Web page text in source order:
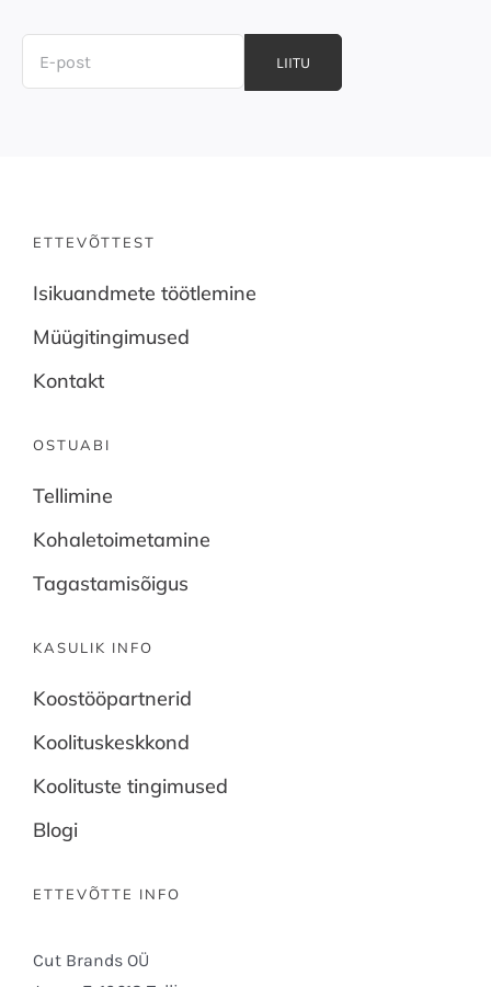
LIITU
ETTEVÕTTEST
Isikuandmete töötlemine
Müügitingimused
Kontakt
OSTUABI
Tellimine
Kohaletoimetamine
Tagastamisõigus
KASULIK INFO
Koostööpartnerid
Koolituskeskkond
Koolituste tingimused
Blogi
ETTEVÕTTE INFO
Cut Brands OÜ